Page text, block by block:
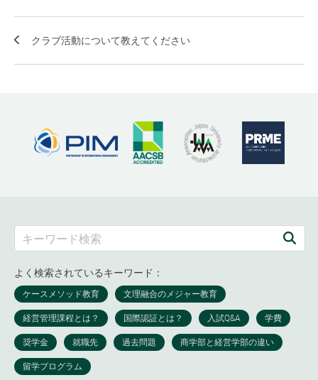
クラブ活動について教えてください
よく検索されているキーワード：